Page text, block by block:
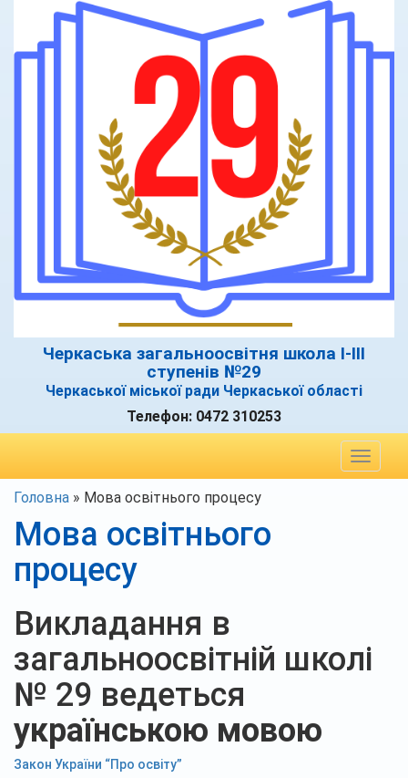
Черкаська загальноосвітня школа І-ІІІ
ступенів №29
Черкаської міської ради Черкаської області
Телефон: 0472 310253
Toggle
Головна » Мова освітнього процесу
Мова освітнього
процесу
Викладання в
загальноосвітній школі
№ 29 ведеться
українською мовою
Закон України “Про освіту”